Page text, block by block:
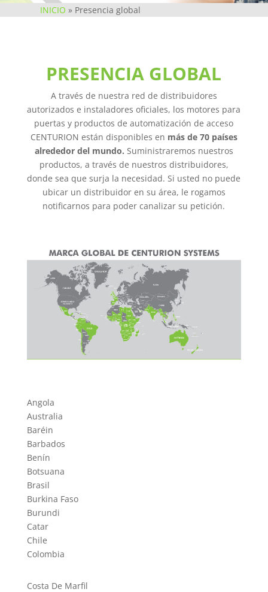
INICIO » Presencia global
PRESENCIA GLOBAL
A través de nuestra red de distribuidores
autorizados e instaladores oficiales, los motores para
puertas y productos de automatización de acceso
CENTURION están disponibles en más de 70 países
alrededor del mundo. Suministraremos nuestros
productos, a través de nuestros distribuidores,
donde sea que surja la necesidad. Si usted no puede
ubicar un distribuidor en su área, le rogamos
notificarnos para poder canalizar su petición.
Angola
Australia
Baréin
Barbados
Benín
Botsuana
Brasil
Burkina Faso
Burundi
Catar
Chile
Colombia
Costa De Marfil